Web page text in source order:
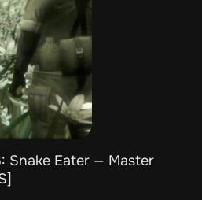
Snake Eater — Master